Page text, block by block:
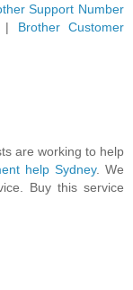
Support Number
| Brother Customer
are working to help
help Sydney. We
Buy this service